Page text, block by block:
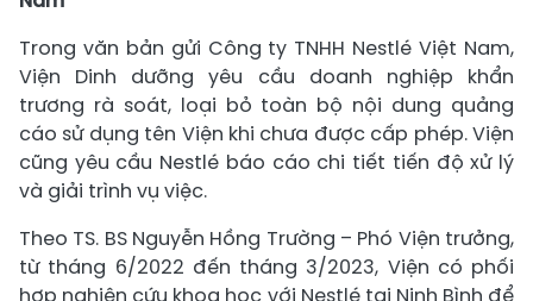
Trong văn bản gửi Công ty TNHH Nestlé Việt Nam,
Viện Dinh dưỡng yêu cầu doanh nghiệp khẩn
trương rà soát, loại bỏ toàn bộ nội dung quảng
cáo sử dụng tên Viện khi chưa được cấp phép. Viện
cũng yêu cầu Nestlé báo cáo chi tiết tiến độ xử lý
và giải trình vụ việc.
Theo TS. BS Nguyễn Hồng Trường – Phó Viện trưởng,
từ tháng 6/2022 đến tháng 3/2023, Viện có phối